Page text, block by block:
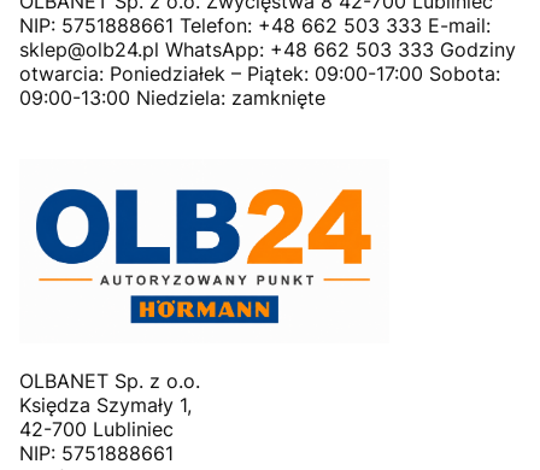
NIP: 5751888661 Telefon: +48 662 503 333 E-mail:
sklep@olb24.pl WhatsApp: +48 662 503 333 Godziny
otwarcia: Poniedziałek – Piątek: 09:00-17:00 Sobota:
09:00-13:00 Niedziela: zamknięte
OLBANET Sp. z o.o.
Księdza Szymały 1,
42-700 Lubliniec
NIP: 5751888661